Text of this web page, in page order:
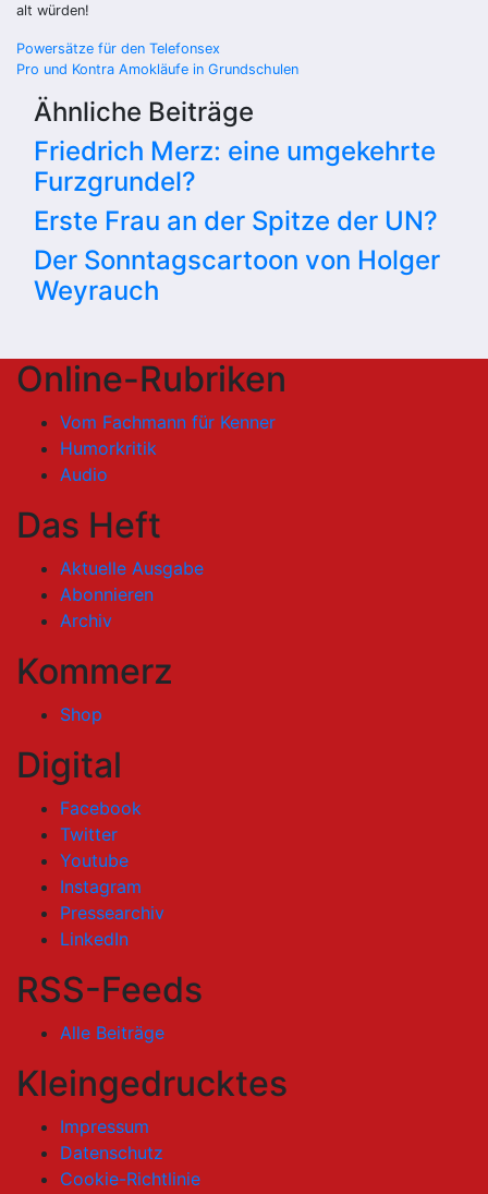
alt würden!
Beitragsnavigation
Powersätze für den Telefonsex
Pro und Kontra Amokläufe in Grundschulen
Ähnliche Beiträge
Friedrich Merz: eine umgekehrte
Furzgrundel?
Erste Frau an der Spitze der UN?
Der Sonntagscartoon von Holger
Weyrauch
Online-Rubriken
Vom Fachmann für Kenner
Humorkritik
Audio
Das Heft
Aktuelle Ausgabe
Abonnieren
Archiv
Kommerz
Shop
Digital
Facebook
Twitter
Youtube
Instagram
Pressearchiv
LinkedIn
RSS-Feeds
Alle Beiträge
Kleingedrucktes
Impressum
Datenschutz
Cookie-Richtlinie